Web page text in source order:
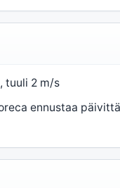
tuuli 2 m/s
ennustaa